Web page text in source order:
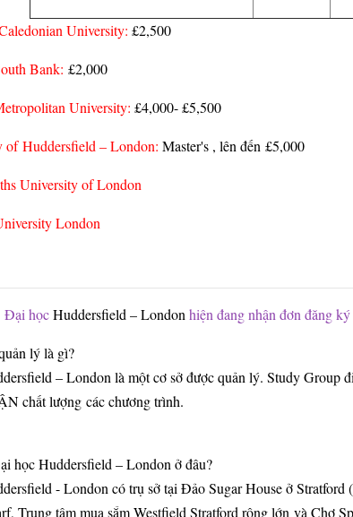
University: £2,500
Bank: £2,000
University: £4,000- £5,500
of Huddersfield – London: Master's , lên đến £5,000
University of London
London
Đại họcHuddersfield – London hiện đang nhận đơn đăng
lý là gì?
– London là một cơ sở được quản lý. Study Group
chất lượng các chương trình.
học Huddersfield – London ở đâu?
- London có trụ sở tại Đảo Sugar House ở
Trung tâm mua sắm Westfield Stratford rộng lớn và Chợ